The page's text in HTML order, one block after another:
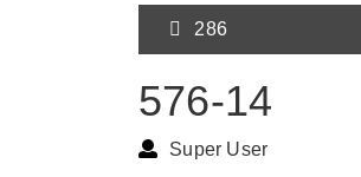
286
576-14
Super User